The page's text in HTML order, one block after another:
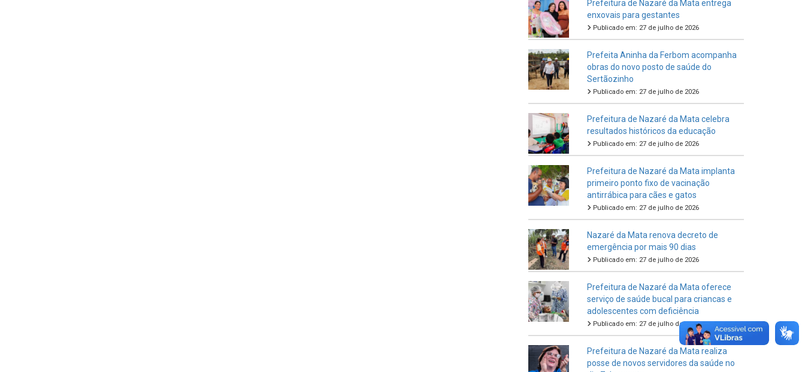
Prefeitura de Nazaré da Mata entrega
enxovais para gestantes
Publicado em: 27 de julho de 2026
Prefeita Aninha da Ferbom acompanha
obras do novo posto de saúde do
Sertãozinho
Publicado em: 27 de julho de 2026
Prefeitura de Nazaré da Mata celebra
resultados históricos da educação
Publicado em: 27 de julho de 2026
Prefeitura de Nazaré da Mata implanta
primeiro ponto fixo de vacinação
antirrábica para cães e gatos
Publicado em: 27 de julho de 2026
Nazaré da Mata renova decreto de
emergência por mais 90 dias
Publicado em: 27 de julho de 2026
Prefeitura de Nazaré da Mata oferece
serviço de saúde bucal para criancas e
adolescentes com deficiência
Publicado em: 27 de julho de 2026
Prefeitura de Nazaré da Mata realiza
posse de novos servidores da saúde no